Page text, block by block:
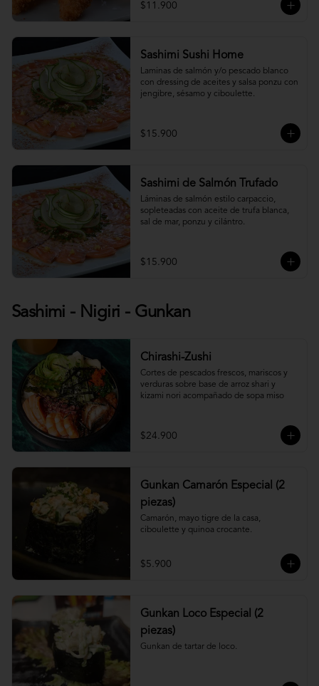
$11.900
Sashimi Sushi Home
Laminas de salmón y/o pescado blanco
con dressing de aceites y salsa ponzu con
jengibre, sésamo y ciboulette.
$15.900
Sashimi de Salmón Trufado
Láminas de salmón estilo carpaccio,
sopleteadas con aceite de trufa blanca,
sal de mar, ponzu y cilántro.
$15.900
Sashimi - Nigiri - Gunkan
Chirashi-Zushi
Cortes de pescados frescos, mariscos y
verduras sobre base de arroz shari y
kizami nori acompañado de sopa miso
$24.900
Gunkan Camarón Especial (2
piezas)
Camarón, mayo tigre de la casa,
ciboulette y quinoa crocante.
$5.900
Gunkan Loco Especial (2
piezas)
Gunkan de tartar de loco.